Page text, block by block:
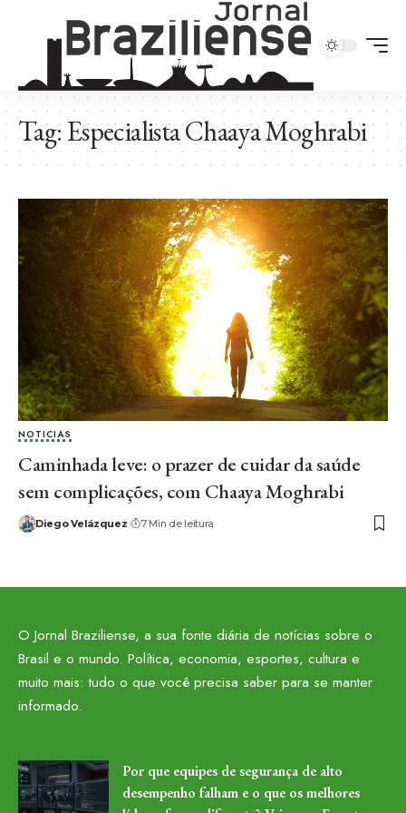
Tag:Especialista Chaaya Moghrabi
NOTICIAS
Caminhada leve: o prazer de cuidar da saúde
sem complicações, com Chaaya Moghrabi
Diego Velázquez 7 Min de leitura
O Jornal Braziliense, a sua fonte diária de notícias sobre o
Brasil e o mundo. Política, economia, esportes, cultura e
muito mais: tudo o que você precisa saber para se manter
informado.
Por que equipes de segurança de alto
desempenho falham e o que os melhores